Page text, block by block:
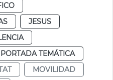
JESUS
TEMÁTICA
MOVILIDAD